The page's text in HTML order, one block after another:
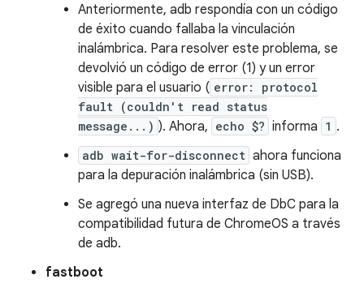
Anteriormente, adb respondía con un código
de éxito cuando fallaba la vinculación
inalámbrica. Para resolver este problema, se
devolvió un código de error (1) y un error
visible para el usuario ( error: protocol
fault (couldn't read status
message...) ). Ahora, echo $? informa 1 .
adb wait-for-disconnect ahora funciona
para la depuración inalámbrica (sin USB).
Se agregó una nueva interfaz de DbC para la
compatibilidad futura de ChromeOS a través
de adb.
fastboot